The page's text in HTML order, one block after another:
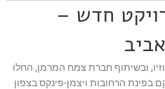
חדש –
רוזיו, ובשיתוף חברת צמח המרמן, החלו
בפינת הרחובות ויצמן-פינקס בצפון